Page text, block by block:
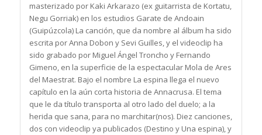
masterizado por Kaki Arkarazo (ex guitarrista de Kortatu,
Negu Gorriak) en los estudios Garate de Andoain
(Guipúzcola) La canción, que da nombre al álbum ha sido
escrita por Anna Dobon y Sevi Guilles, y el videoclip ha
sido grabado por Miguel Ángel Troncho y Fernando
Gimeno, en la superficie de la espectacular Mola de Ares
del Maestrat. Bajo el nombre La espina llega el nuevo
capítulo en la aún corta historia de Annacrusa. El tema
que le da título transporta al otro lado del duelo; a la
herida que sana, para no marchitar(nos). Diez canciones,
dos con videoclip ya publicados (Destino y Una espina), y